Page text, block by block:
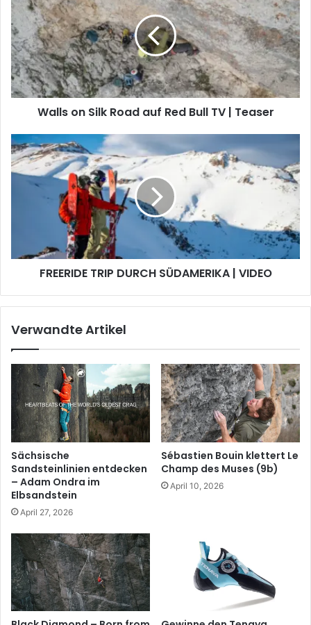
Silk
Road
auf
Red
Bull
TV
|
TeaserWalls on Silk Road auf Red Bull TV | Teaser
FREERIDE
TRIP
DURCH
SÜDAMERIKA
FREERIDE TRIP DURCH SÜDAMERIKA | VIDEO
Verwandte Artikel
Sächsische
Sandsteinlinien entdecken
– Adam Ondra im
Elbsandstein
April 27, 2026
Sébastien Bouin klettert Le
Champ des Muses (9b)
April 10, 2026